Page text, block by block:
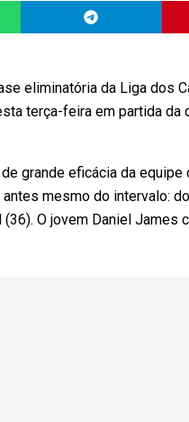
eliminatória da Liga dos
terça-feira em partida da
grande eficácia da equipe
antes mesmo do intervalo:
O jovem Daniel James